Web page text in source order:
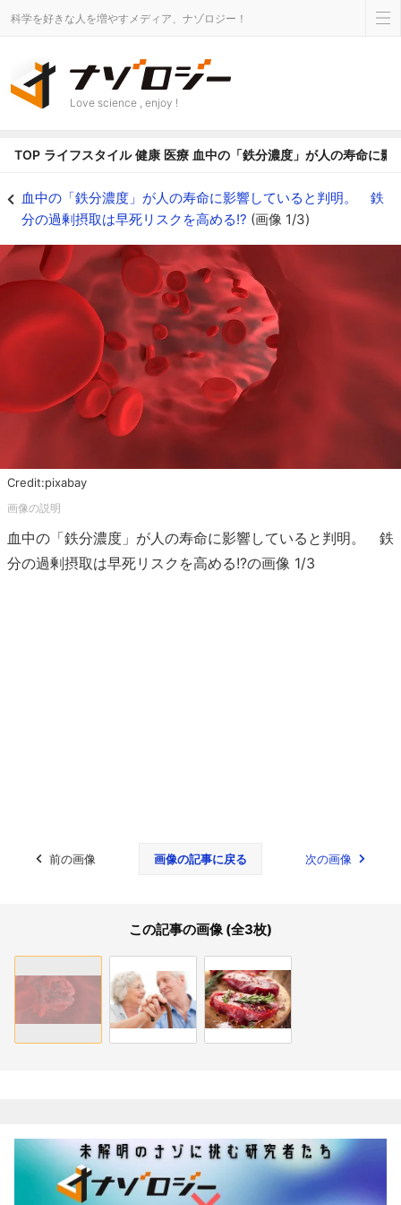
科学を好きな人を増やすメディア、ナゾロジー！
Love science , enjoy !
TOP ライフスタイル 健康 医療 血中の「鉄分濃度」が人の寿命に
血中の「鉄分濃度」が人の寿命に影響していると判明。 鉄
分の過剰摂取は早死リスクを高める!? (画像 1/3)
Credit:pixabay
血中の「鉄分濃度」が人の寿命に影響していると判明。 鉄
分の過剰摂取は早死リスクを高める!?の画像 1/3
前の画像 画像の記事に戻る 次の画像
この記事の画像 (全3枚)